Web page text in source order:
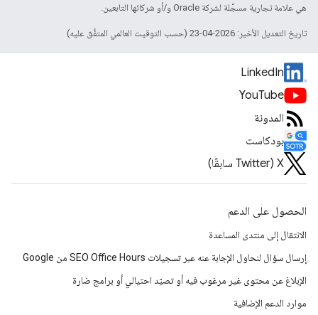
هي علامة تجارية مسجَّلة لشركة Oracle و/أو شركائها التابعين.
تاريخ التعديل الأخير: 2026-04-23 (حسب التوقيت العالمي المتفَّق عليه)
LinkedIn
YouTube
المدونة
بودكاست
‫X ‏(Twitter سابقًا)
الحصول على الدعم
الانتقال إلى منتدى المساعدة
إرسال سؤال لنحاول الإجابة عنه عبر تسجيلات SEO Office Hours من Google
الإبلاغ عن محتوى غير مرغوب فيه أو تصيّد احتيالي أو برامج ضارة
موارد الدعم الإضافية